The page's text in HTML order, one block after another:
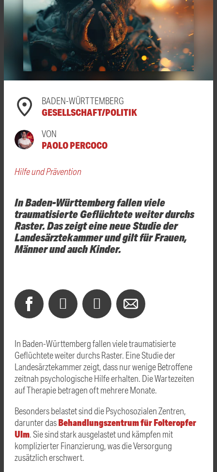
BADEN-WÜRTTEMBERG
GESELLSCHAFT/POLITIK
VON
PAOLO PERCOCO
Hilfe und Prävention
In Baden-Württemberg fallen viele
traumatisierte Geflüchtete weiter durchs
Raster. Das zeigt eine neue Studie der
Landesärztekammer und gilt für Frauen,
Männer und auch Kinder.
In Baden-Württemberg fallen viele traumatisierte
Geflüchtete weiter durchs Raster. Eine Studie der
Landesärztekammer zeigt, dass nur wenige Betroffene
zeitnah psychologische Hilfe erhalten. Die Wartezeiten
auf Therapie betragen oft mehrere Monate.
Besonders belastet sind die Psychosozialen Zentren,
darunter dasBehandlungszentrum für Folteropfer
Ulm. Sie sind stark ausgelastet und kämpfen mit
komplizierter Finanzierung, was die Versorgung
zusätzlich erschwert.